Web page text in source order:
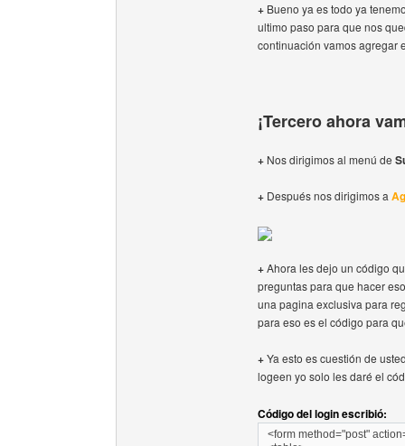
+ Bueno ya es todo ya
ultimo paso para que nos
continuación vamos agregar
¡Tercero ahora
+ Nos dirigimos al menú de
+ Después nos dirigimos a
+Ahora les dejo un código
preguntas para que hacer
una pagina exclusiva para
para eso es el código para
+Ya esto es cuestión de
logeen yo solo les daré el
Código del login escribió:
<form method="post"